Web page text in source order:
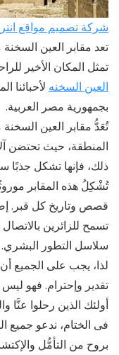
شركة تصميم مواقع
تعد مقابر العين
تمثل المكان الأخير
العين السخنه لأحبائنا
بجمهورية مصر العربية.
تُعَدُّ مقابر العين السخنة
المنطقة، حيث تحتضن
ذلك، فإنها تشكل جذبًا
تُشْكِلُ هذه المقابر
قصص وتاريخ كل قبر.
تسمح للزائرین
سلاسل التطور البشري.
لذا، يجب على الجميع
تقدير وإحترام. فهو
أولئك الذين رحلوا عنَّا
فی الختام، ندعو جمیع
بروح من التأمُّل